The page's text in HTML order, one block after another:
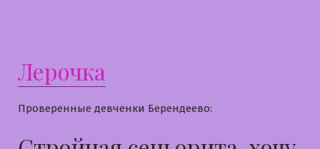
Лерочка
Проверенные девченки Берендеево: